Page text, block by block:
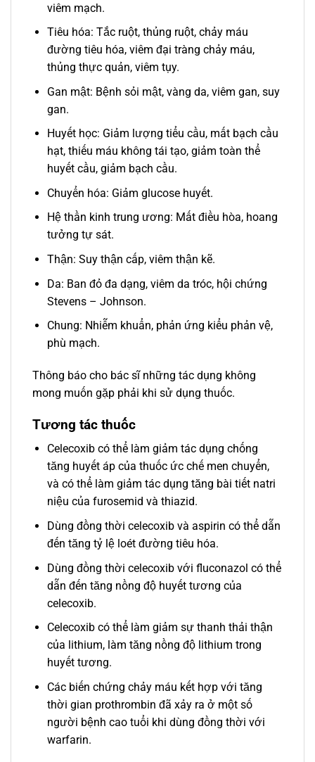
viêm mạch.
Tiêu hóa: Tắc ruột, thủng ruột, chảy máu
đường tiêu hóa, viêm đại tràng chảy máu,
thủng thực quản, viêm tụy.
Gan mật: Bệnh sỏi mật, vàng da, viêm gan, suy
gan.
Huyết học: Giảm lượng tiểu cầu, mất bạch cầu
hạt, thiếu máu không tái tạo, giảm toàn thể
huyết cầu, giảm bạch cầu.
Chuyển hóa: Giảm glucose huyết.
Hệ thần kinh trung ương: Mất điều hòa, hoang
tưởng tự sát.
Thận: Suy thận cấp, viêm thận kẽ.
Da: Ban đỏ đa dạng, viêm da tróc, hội chứng
Stevens – Johnson.
Chung: Nhiễm khuẩn, phản ứng kiểu phản vệ,
phù mạch.
Thông báo cho bác sĩ những tác dụng không
mong muốn gặp phải khi sử dụng thuốc.
Tương tác thuốc
Celecoxib có thể làm giảm tác dụng chống
tăng huyết áp của thuốc ức chế men chuyển,
và có thể làm giảm tác dụng tăng bài tiết natri
niệu của furosemid và thiazid.
Dùng đồng thời celecoxib và aspirin có thể dẫn
đến tăng tỷ lệ loét đường tiêu hóa.
Dùng đồng thời celecoxib với fluconazol có thể
dẫn đến tăng nồng độ huyết tương của
celecoxib.
Celecoxib có thể làm giảm sự thanh thải thận
của lithium, làm tăng nồng độ lithium trong
huyết tương.
Các biến chứng chảy máu kết hợp với tăng
thời gian prothrombin đã xảy ra ở một số
người bệnh cao tuổi khi dùng đồng thời với
warfarin.